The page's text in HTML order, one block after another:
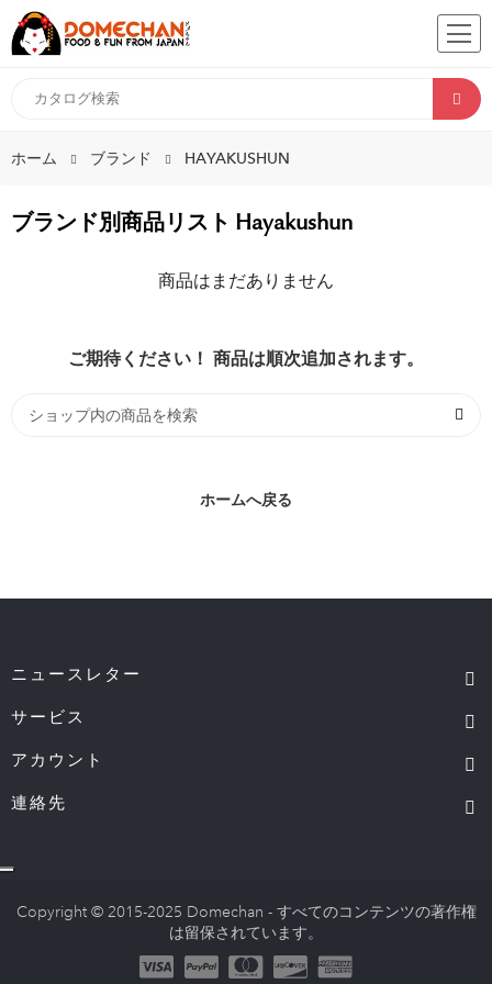
ホーム ブランド HAYAKUSHUN
ブランド別商品リスト Hayakushun
商品はまだありません
ご期待ください！ 商品は順次追加されます。
ホームへ戻る
ニュースレター
サービス
アカウント
連絡先
Copyright © 2015-2025 Domechan - すべてのコンテンツの著作権
は留保されています。